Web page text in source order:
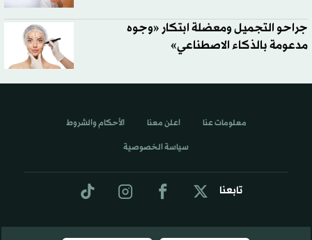
جراحو التجميل ومعضلة ابتكار «وجوه
مدعومة بالذكاء الاصطناعي»
تابعنا
معلومات عنا اعلن معنا الأحكام والشروط
سياسة الخصوصية